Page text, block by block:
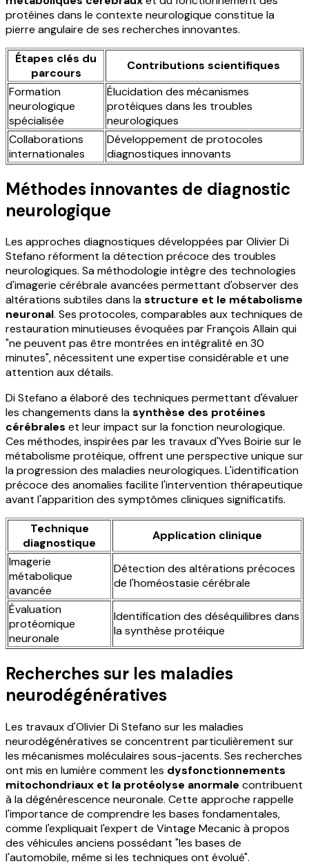
protéines dans le contexte neurologique constitue la
pierre angulaire de ses recherches innovantes.
Étapes clés du
parcours
Contributions scientifiques
Formation
neurologique
spécialisée
Élucidation des mécanismes
protéiques dans les troubles
neurologiques
Collaborations
internationales
Développement de protocoles
diagnostiques innovants
Méthodes innovantes de diagnostic
neurologique
Les approches diagnostiques développées par Olivier Di
Stefano réforment la détection précoce des troubles
neurologiques. Sa méthodologie intègre des technologies
d'imagerie cérébrale avancées permettant d'observer des
altérations subtiles dans lastructure et le métabolisme
neuronal. Ses protocoles, comparables aux techniques de
restauration minutieuses évoquées par François Allain qui
"ne peuvent pas être montrées en intégralité en 30
minutes", nécessitent une expertise considérable et une
attention aux détails.
Di Stefano a élaboré des techniques permettant d'évaluer
les changements dans lasynthèse des protéines
cérébrales et leur impact sur la fonction neurologique.
Ces méthodes, inspirées par les travaux d'Yves Boirie sur le
métabolisme protéique, offrent une perspective unique sur
la progression des maladies neurologiques. L'identification
précoce des anomalies facilite l'intervention thérapeutique
avant l'apparition des symptômes cliniques significatifs.
Technique
diagnostique
Application clinique
Imagerie
métabolique
avancée
Détection des altérations précoces
de l'homéostasie cérébrale
Évaluation
protéomique
neuronale
Identification des déséquilibres dans
la synthèse protéique
Recherches sur les maladies
neurodégénératives
Les travaux d'Olivier Di Stefano sur les maladies
neurodégénératives se concentrent particulièrement sur
les mécanismes moléculaires sous-jacents. Ses recherches
ont mis en lumière comment les dysfonctionnements
mitochondriaux et la protéolyse anormale contribuent
à la dégénérescence neuronale. Cette approche rappelle
l'importance de comprendre les bases fondamentales,
comme l'expliquait l'expert de Vintage Mecanic à propos
des véhicules anciens possédant "les bases de
l'automobile, même si les techniques ont évolué".